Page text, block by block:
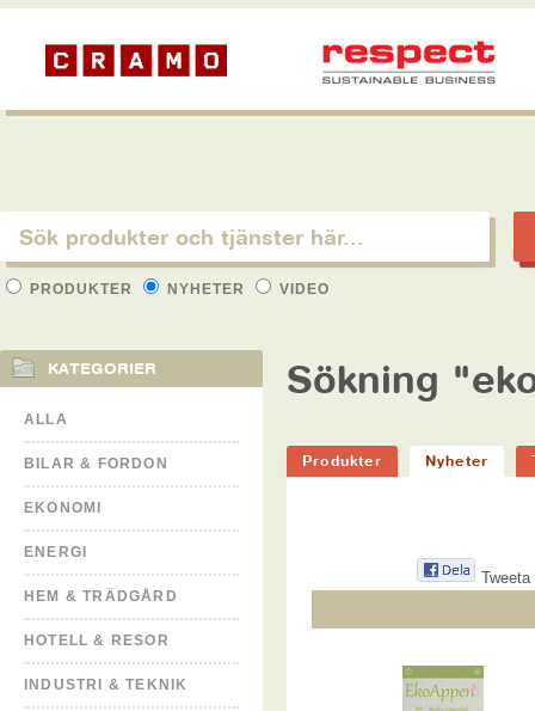
PRODUKTER NYHETER VIDEO
KATEGORIER
ALLA
BILAR & FORDON
EKONOMI
ENERGI
HEM & TRÄDGÅRD
HOTELL & RESOR
INDUSTRI & TEKNIK
Sökning
Produkter Nyheter
Tweeta